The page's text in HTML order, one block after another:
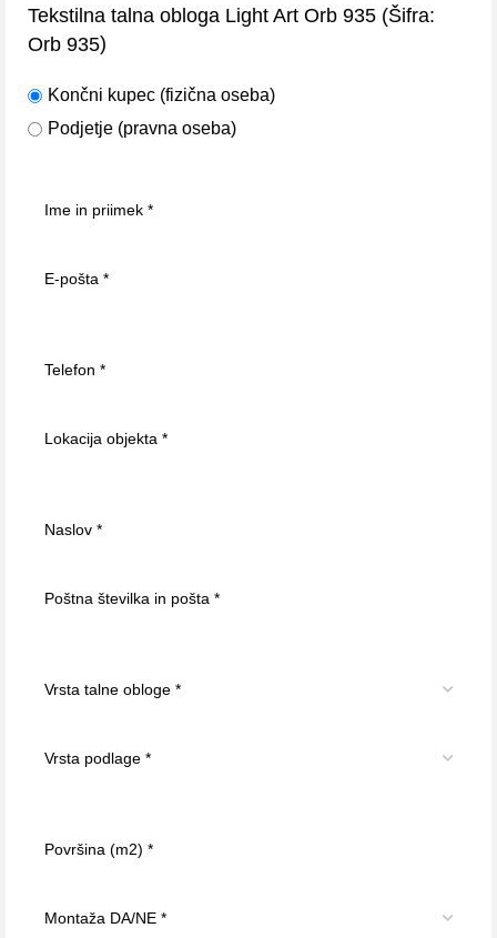
Tekstilna talna obloga Light Art Orb 935 (Šifra:
Orb 935)
Končni kupec (fizična oseba)
Podjetje (pravna oseba)